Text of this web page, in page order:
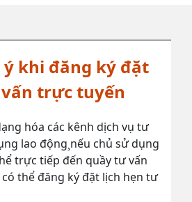
khi đăng ký đặt
trực tuyến
hóa các kênh dịch vụ tư
lao động¸nếu chủ sử dụng
trực tiếp đến quầy tư vấn
có thể đăng ký đặt lịch hẹn tư